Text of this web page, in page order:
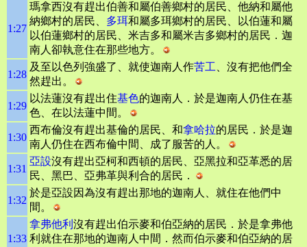
1:27
瑪拿西沒有趕出伯善和屬伯善鄉村的居民、他納和屬他
納鄉村的居民、 多珥和屬多珥鄉村的居民、以伯蓮和屬
以伯蓮鄉村的居民、米吉多和屬米吉多鄉村的居民．迦
南人卻執意住在那些地方。
1:28
及至以色列強盛了、就使迦南人作苦工 、沒有把他們全
然趕出。
1:29
以法蓮沒有趕出住基色的迦南人．於是迦南人仍住在基
色、在以法蓮中間。
1:30
西布倫沒有趕出基倫的居民、和拿哈拉的居民．於是迦
南人仍住在西布倫中間、成了服苦的人。
1:31
亞設沒有趕出亞柯和西頓的居民、亞黑拉和亞革悉的居
民、黑巴、亞弗革與利合的居民．
1:32
於是亞設因為沒有趕出那地的迦南人、就住在他們中
間。
1:33
拿弗他利 沒有趕出伯示麥和伯亞納的居民．於是拿弗他
利就住在那地的迦南人中間．然而伯示麥和伯亞納的居